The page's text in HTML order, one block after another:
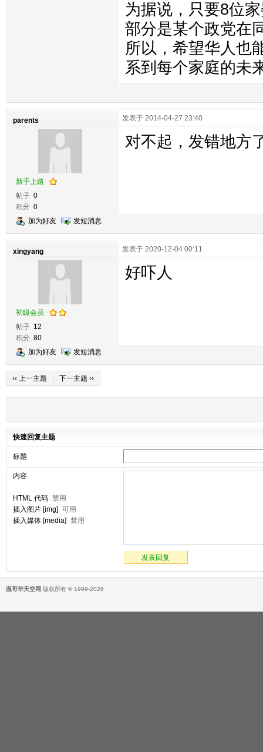
为据说，只要8位
部分是某个政党在
所以，希望华人也
系到每个家庭的未
parents
新手上路
帖子 0
积分 0
加为好友
发短消息
发表于 2014-04-27 23:40
对不起，发错地方
xingyang
初级会员
帖子 12
积分 80
加为好友
发短消息
发表于 2020-12-04 00:11
好吓人
‹‹ 上一主题 下一主题 ››
快速回复主题
标题
内容
HTML 代码 禁用
插入图片 [img] 可用
插入媒体 [media] 禁用
发表回复
温哥华天空网 版权所有 © 1999-2026